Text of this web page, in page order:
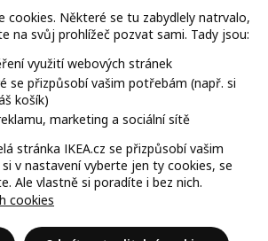
2026
Společně bezpečněDigitální přístupnost
cookies. Některé se tu zabydlely natrvalo,
na svůj prohlížeč pozvat sami. Tady jsou:
využití webových stránek
se přizpůsobí vašim potřebám (např. si
košík)
marketing a sociální sítě
stránka IKEA.cz se přizpůsobí vašim
v nastavení vyberte jen ty cookies, se
Ale vlastně si poradíte i bez nich.
cookies